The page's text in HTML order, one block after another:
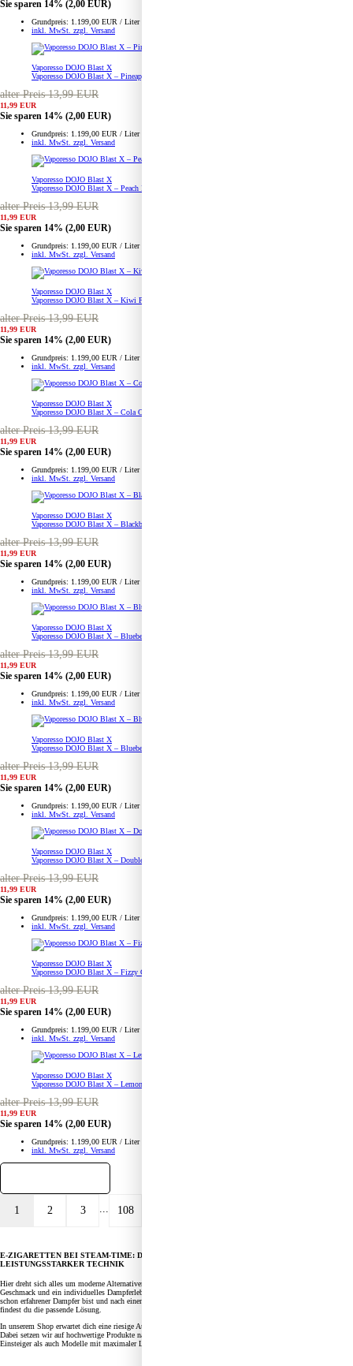
Sie sparen 14% (2,00 EUR)
Grundpreis: 1.199,00 EUR / Liter
inkl. MwSt. zzgl. Versand
Vaporesso DOJO Blast X
Vaporesso DOJO Blast X – Pineapple Peach Mango – Prefilled Pod Tank
alter Preis 13,99 EUR
11,99 EUR
Sie sparen 14% (2,00 EUR)
Grundpreis: 1.199,00 EUR / Liter
inkl. MwSt. zzgl. Versand
Vaporesso DOJO Blast X
Vaporesso DOJO Blast X – Peach Ice Tea – Prefilled Pod Tank
alter Preis 13,99 EUR
11,99 EUR
Sie sparen 14% (2,00 EUR)
Grundpreis: 1.199,00 EUR / Liter
inkl. MwSt. zzgl. Versand
Vaporesso DOJO Blast X
Vaporesso DOJO Blast X – Kiwi Passion Fruit Guava – Prefilled Pod Tank
alter Preis 13,99 EUR
11,99 EUR
Sie sparen 14% (2,00 EUR)
Grundpreis: 1.199,00 EUR / Liter
inkl. MwSt. zzgl. Versand
Vaporesso DOJO Blast X
Vaporesso DOJO Blast X – Cola Orange – Prefilled Pod Tank
alter Preis 13,99 EUR
11,99 EUR
Sie sparen 14% (2,00 EUR)
Grundpreis: 1.199,00 EUR / Liter
inkl. MwSt. zzgl. Versand
Vaporesso DOJO Blast X
Vaporesso DOJO Blast X – Blackberry Peppermint – Prefilled Pod Tank
alter Preis 13,99 EUR
11,99 EUR
Sie sparen 14% (2,00 EUR)
Grundpreis: 1.199,00 EUR / Liter
inkl. MwSt. zzgl. Versand
Vaporesso DOJO Blast X
Vaporesso DOJO Blast X – Blueberry Ice – Prefilled Pod Tank
alter Preis 13,99 EUR
11,99 EUR
Sie sparen 14% (2,00 EUR)
Grundpreis: 1.199,00 EUR / Liter
inkl. MwSt. zzgl. Versand
Vaporesso DOJO Blast X
Vaporesso DOJO Blast X – Blueberry Sour Raspberry – Prefilled Pod Tank
alter Preis 13,99 EUR
11,99 EUR
Sie sparen 14% (2,00 EUR)
Grundpreis: 1.199,00 EUR / Liter
inkl. MwSt. zzgl. Versand
Vaporesso DOJO Blast X
Vaporesso DOJO Blast X – Double Apple – Prefilled Pod Tank
alter Preis 13,99 EUR
11,99 EUR
Sie sparen 14% (2,00 EUR)
Grundpreis: 1.199,00 EUR / Liter
inkl. MwSt. zzgl. Versand
Vaporesso DOJO Blast X
Vaporesso DOJO Blast X – Fizzy Cherry – Prefilled Pod Tank
alter Preis 13,99 EUR
11,99 EUR
Sie sparen 14% (2,00 EUR)
Grundpreis: 1.199,00 EUR / Liter
inkl. MwSt. zzgl. Versand
Vaporesso DOJO Blast X
Vaporesso DOJO Blast X – Lemon Lime – Prefilled Pod Tank
alter Preis 13,99 EUR
11,99 EUR
Sie sparen 14% (2,00 EUR)
Grundpreis: 1.199,00 EUR / Liter
inkl. MwSt. zzgl. Versand
1 2 3 ... 108
E-ZIGARETTEN BEI STEAM-TIME: DEINE RIESIGE AUSWAHL AN AKKUS, AROMA UND
LEISTUNGSSTARKER TECHNIK
Hier dreht sich alles um moderne Alternativen zur klassischen Zigarette, innovative Technik, intensiven
Geschmack und ein individuelles Dampferlebnis. Ganz egal, ob du gerade erst mit dem Dampfen beginnst oder
schon erfahrener Dampfer bist und nach einem leistungsstarken Mod Akkuträger suchst: Bei Steam-Time
findest du die passende Lösung.
In unserem Shop erwartet dich eine riesige Auswahl an E-Zigaretten, Liquids, Pods, Akkuträgern und Zubehör.
Dabei setzen wir auf hochwertige Produkte namhafter Hersteller und bieten dir sowohl einfache E Zigaretten für
Einsteiger als auch Modelle mit maximaler Leistung für anspruchsvolle Nutzer.